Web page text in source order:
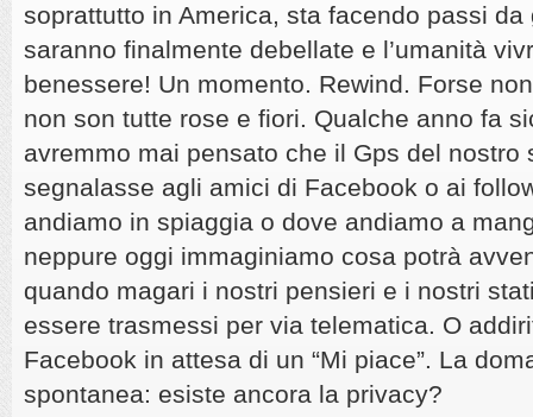
soprattutto in America, sta facendo passi
saranno finalmente debellate e l’umanità
benessere! Un momento. Rewind. Forse
non son tutte rose e fiori. Qualche anno fa
avremmo mai pensato che il Gps del nostro
segnalasse agli amici di Facebook o ai
andiamo in spiaggia o dove andiamo a
neppure oggi immaginiamo cosa potrà
quando magari i nostri pensieri e i nostri
essere trasmessi per via telematica. O
Facebook in attesa di un “Mi piace”. La
spontanea: esiste ancora la privacy?